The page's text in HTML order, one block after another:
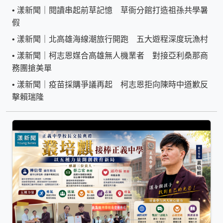
• 漾新聞｜閱讀串起前草記憶 草衙分館打造祖孫共學暑
假
• 漾新聞｜北高雄海線潮旅行開跑 五大遊程深度玩漁村
• 漾新聞｜柯志恩媒合高雄無人機業者 對接亞利桑那商
務團搶美單
• 漾新聞｜疫苗採購爭議再起 柯志恩拒向陳時中道歉反
擊賴瑞隆